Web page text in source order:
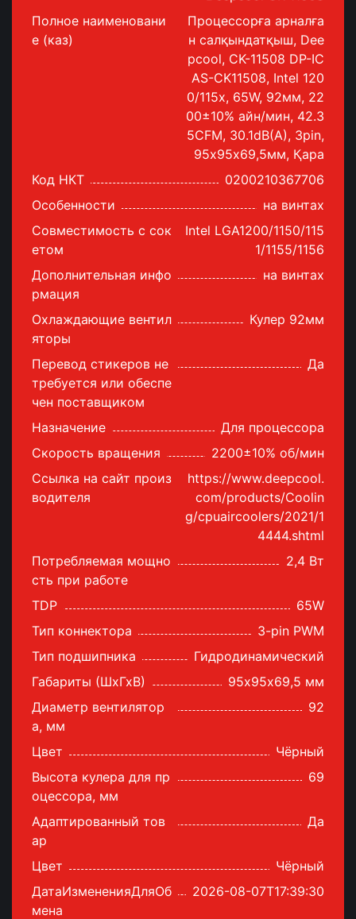
Полное наименовани
е (каз)
Процессорға арналға
н салқындатқыш, Dee
pcool, CK-11508 DP-IC
AS-CK11508, Intel 120
0/115х, 65W, 92мм, 22
00±10% айн/мин, 42.3
5CFM, 30.1dB(A), 3pin,
95х95х69,5мм, Қара
Код НКТ
0200210367706
Особенности
на винтах
Совместимость с сок
етом
Intel LGA1200/1150/115
1/1155/1156
Дополнительная инфо
рмация
на винтах
Охлаждающие вентил
яторы
Кулер 92мм
Перевод стикеров не
требуется или обеспе
чен поставщиком
Да
Назначение
Для процессора
Скорость вращения
2200±10% об/мин
Ссылка на сайт произ
водителя
https://www.deepcool.
com/products/Coolin
g/cpuaircoolers/2021/1
4444.shtml
Потребляемая мощно
сть при работе
2,4 Вт
TDP
65W
Тип коннектора
3-pin PWM
Тип подшипника
Гидродинамический
Габариты (ШхГхВ)
95х95х69,5 мм
Диаметр вентилятор
а, мм
92
Цвет
Чёрный
Высота кулера для пр
оцессора, мм
69
Адаптированный тов
ар
Да
Цвет
Чёрный
ДатаИзмененияДляОб
мена
2026-08-07T17:39:30